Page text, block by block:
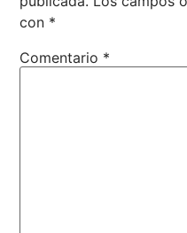
con *
Comentario *